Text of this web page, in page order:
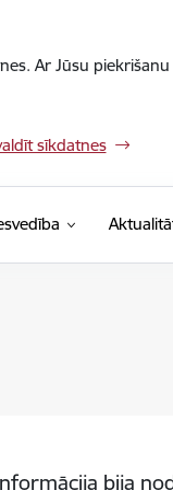
Ar Jūsu
sīkdatnes
bija